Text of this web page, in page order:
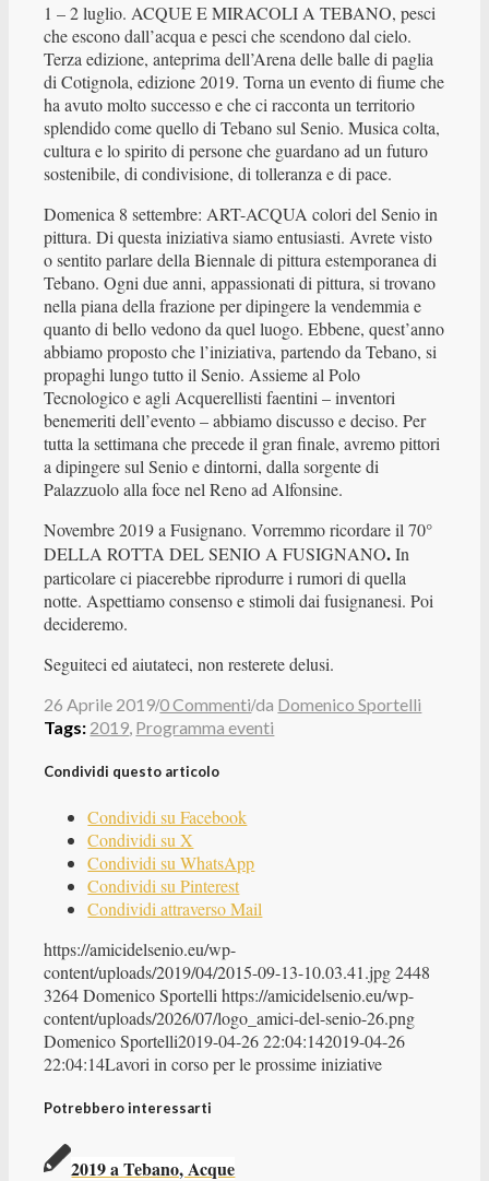
1 – 2 luglio. ACQUE E MIRACOLI A TEBANO, pesci
che escono dall’acqua e pesci che scendono dal cielo.
Terza edizione, anteprima dell’Arena delle balle di paglia
di Cotignola, edizione 2019. Torna un evento di fiume che
ha avuto molto successo e che ci racconta un territorio
splendido come quello di Tebano sul Senio. Musica colta,
cultura e lo spirito di persone che guardano ad un futuro
sostenibile, di condivisione, di tolleranza e di pace.
Domenica 8 settembre: ART-ACQUA colori del Senio in
pittura. Di questa iniziativa siamo entusiasti. Avrete visto
o sentito parlare della Biennale di pittura estemporanea di
Tebano. Ogni due anni, appassionati di pittura, si trovano
nella piana della frazione per dipingere la vendemmia e
quanto di bello vedono da quel luogo. Ebbene, quest’anno
abbiamo proposto che l’iniziativa, partendo da Tebano, si
propaghi lungo tutto il Senio. Assieme al Polo
Tecnologico e agli Acquerellisti faentini – inventori
benemeriti dell’evento – abbiamo discusso e deciso. Per
tutta la settimana che precede il gran finale, avremo pittori
a dipingere sul Senio e dintorni, dalla sorgente di
Palazzuolo alla foce nel Reno ad Alfonsine.
Novembre 2019 a Fusignano. Vorremmo ricordare il 70°
DELLA ROTTA DEL SENIO A FUSIGNANO.In
particolare ci piacerebbe riprodurre i rumori di quella
notte. Aspettiamo consenso e stimoli dai fusignanesi. Poi
decideremo.
Seguiteci ed aiutateci, non resterete delusi.
26 Aprile 2019/0 Commenti/da Domenico Sportelli
Tags: 2019, Programma eventi
Condividi questo articolo
Condividi su Facebook
Condividi su X
Condividi su WhatsApp
Condividi su Pinterest
Condividi attraverso Mail
https://amicidelsenio.eu/wp-
content/uploads/2019/04/2015-09-13-10.03.41.jpg 2448
3264 Domenico Sportelli https://amicidelsenio.eu/wp-
content/uploads/2026/07/logo_amici-del-senio-26.png
Domenico Sportelli2019-04-26 22:04:142019-04-26
22:04:14Lavori in corso per le prossime iniziative
Potrebbero interessarti
2019 a Tebano, Acque